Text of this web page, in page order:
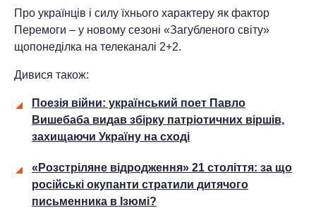
Про українців і силу їхнього характеру як фактор
Перемоги – у новому сезоні «Загубленого світу»
щопонеділка на телеканалі 2+2.
Дивися також:
Поезія війни: український поет Павло
Вишебаба видав збірку патріотичних віршів,
захищаючи Україну на сході
«Розстріляне відродження» 21 століття: за що
російські окупанти стратили дитячого
письменника в Ізюмі?